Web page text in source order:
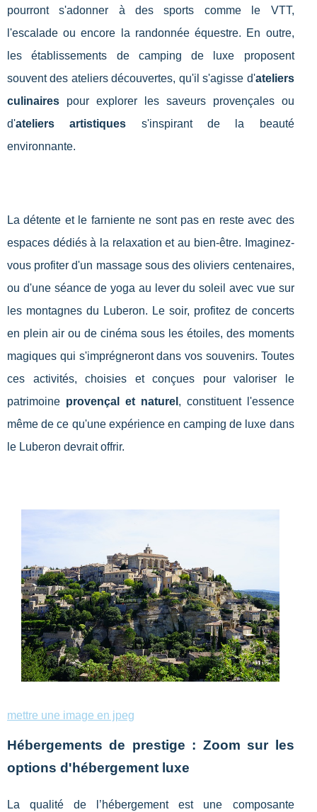
pourront s'adonner à des sports comme le VTT,
l'escalade ou encore la randonnée équestre. En outre,
les établissements de camping de luxe proposent
souvent des ateliers découvertes, qu'il s'agisse d'ateliers
culinaires pour explorer les saveurs provençales ou
d'ateliers artistiques s'inspirant de la beauté
environnante.
La détente et le farniente ne sont pas en reste avec des
espaces dédiés à la relaxation et au bien-être. Imaginez-
vous profiter d'un massage sous des oliviers centenaires,
ou d'une séance de yoga au lever du soleil avec vue sur
les montagnes du Luberon. Le soir, profitez de concerts
en plein air ou de cinéma sous les étoiles, des moments
magiques qui s'imprégneront dans vos souvenirs. Toutes
ces activités, choisies et conçues pour valoriser le
patrimoine provençal et naturel , constituent l'essence
même de ce qu'une expérience en camping de luxe dans
le Luberon devrait offrir.
mettre une image en jpeg
Hébergements de prestige : Zoom sur les
options d'hébergement luxe
La qualité de l’hébergement est une composante